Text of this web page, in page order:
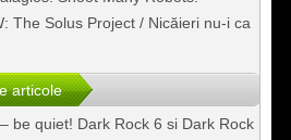
The Solus Project / Nicăieri nu-i ca
articole
be quiet! Dark Rock 6 si Dark Rock